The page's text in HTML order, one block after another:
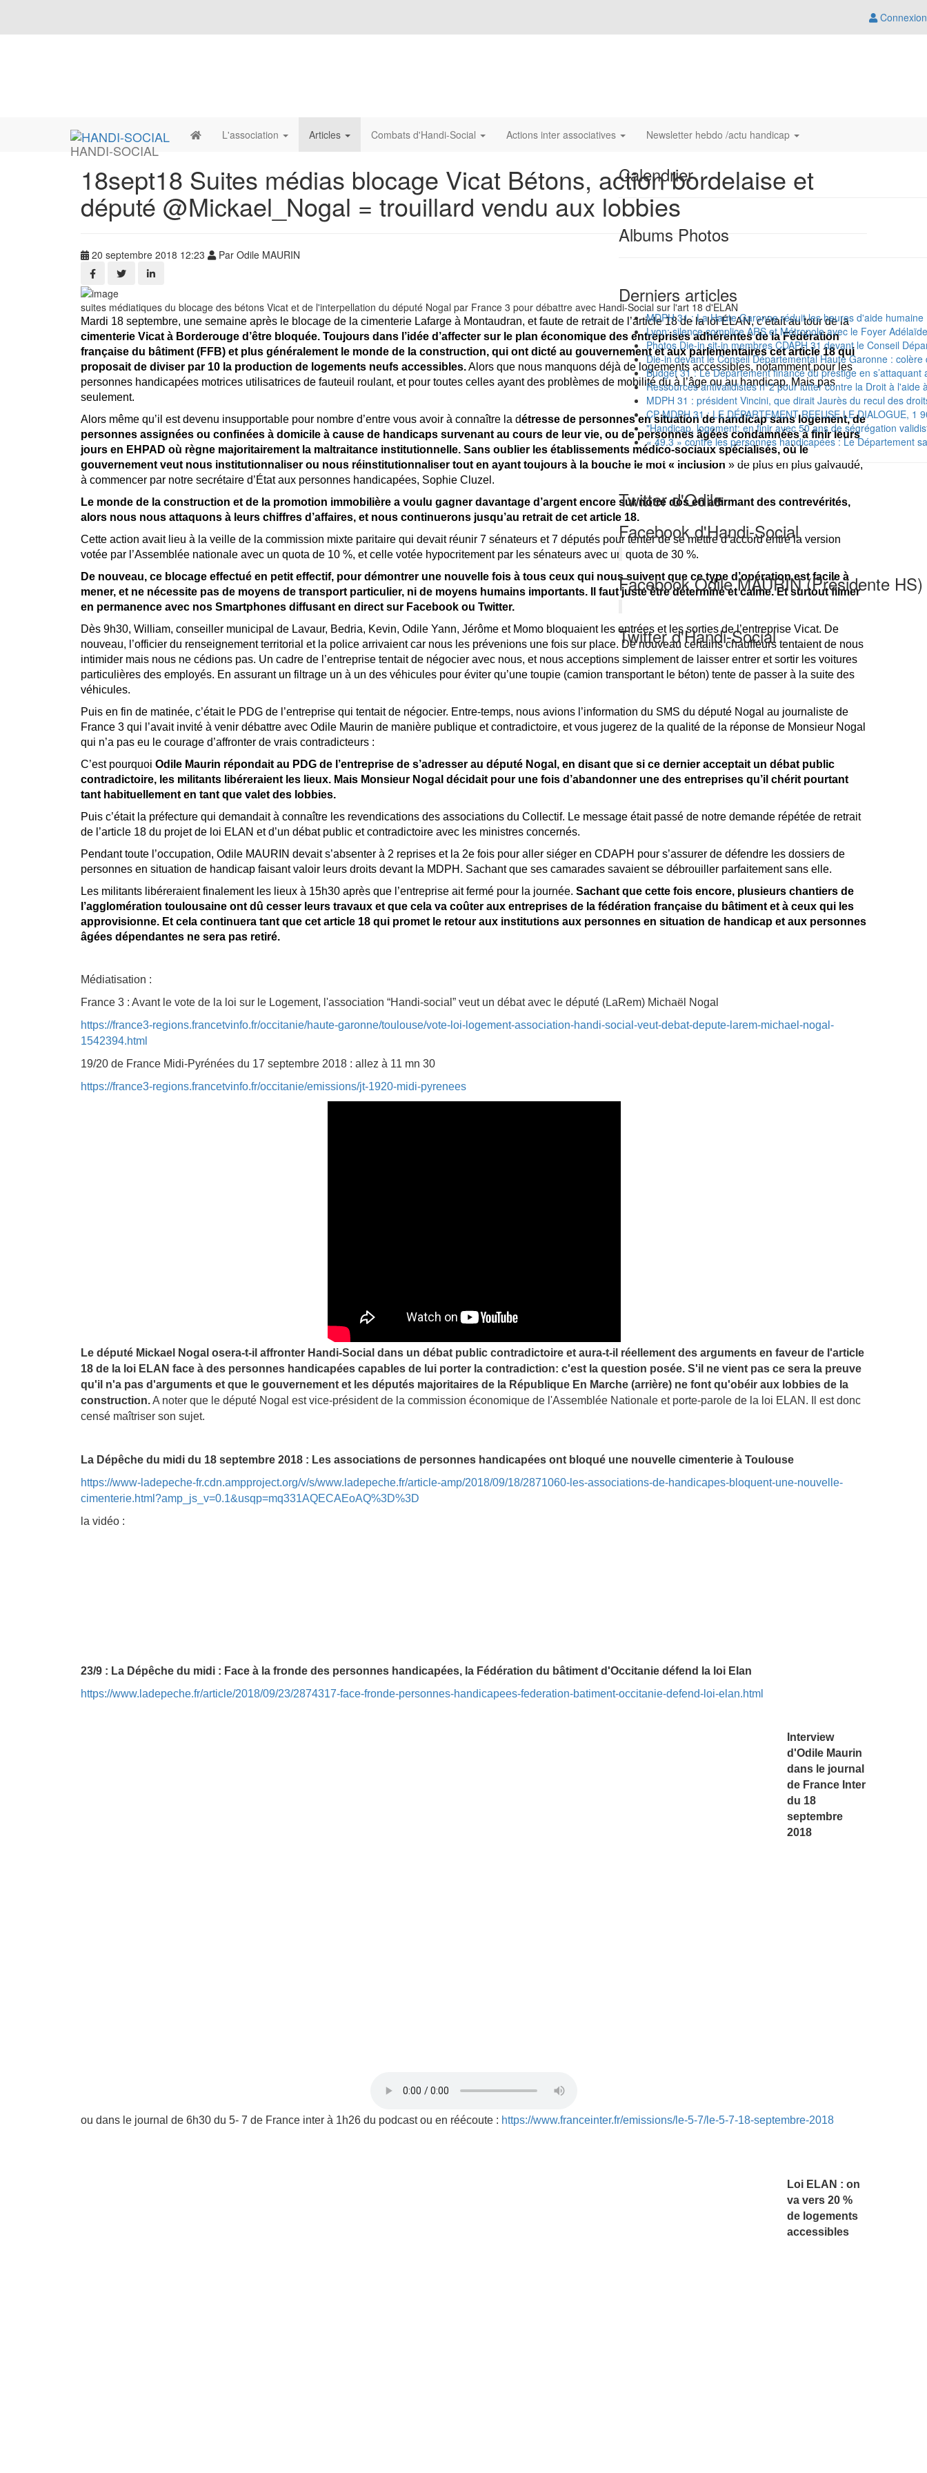
Connexion
HANDI-SOCIAL
L'association Articles Combats d'Handi-Social Actions inter associatives Newsletter hebdo /actu handicap
18sept18 Suites médias blocage Vicat Bétons, action bordelaise et
député @Mickael_Nogal = trouillard vendu aux lobbies
20 septembre 2018 12:23 Par Odile MAURIN
suites médiatiques du blocage des bétons Vicat et de l'interpellation du député Nogal par France 3 pour débattre avec Handi-Social sur l'art 18 d'ELAN
Mardi 18 septembre, une semaine après le blocage de la cimenterie Lafarge à Montaudran, et faute de retrait de l’article 18 de la loi ÉLAN, c’était au tour de la
cimenterie Vicat à Borderouge d’être bloquée. Toujours dans l’idée d’affecter sur le plan économique des entreprises adhérentes de la Fédération
française du bâtiment (FFB) et plus généralement le monde de la construction, qui ont dicté au gouvernement et aux parlementaires cet article 18 qui
proposait de diviser par 10 la production de logements neufs accessibles.Alors que nous manquons déjà de logements accessibles, notamment pour les
personnes handicapées motrices utilisatrices de fauteuil roulant, et pour toutes celles ayant des problèmes de mobilité du à l’âge ou au handicap. Mais pas
seulement.
Alors même qu’il est devenu insupportable pour nombre d’entre vous avoir à connaître la détresse de personnes en situation de handicap sans logement, de
personnes assignées ou confinées à domicile à cause de handicaps survenant au cours de leur vie, ou de personnes âgées condamnées à finir leurs
jours en EHPAD où règne majoritairement la maltraitance institutionnelle. Sans oublier les établissements médico-sociaux spécialisés, où le
gouvernement veut nous institutionnaliser ou nous réinstitutionnaliser tout en ayant toujours à la bouche le mot « inclusion » de plus en plus galvaudé,
à commencer par notre secrétaire d’État aux personnes handicapées, Sophie Cluzel.
Le monde de la construction et de la promotion immobilière a voulu gagner davantage d’argent encore sur notre dos en affirmant des contrevérités,
alors nous nous attaquons à leurs chiffres d’affaires, et nous continuerons jusqu’au retrait de cet article 18.
Cette action avait lieu à la veille de la commission mixte paritaire qui devait réunir 7 sénateurs et 7 députés pour tenter de se mettre d’accord entre la version
votée par l’Assemblée nationale avec un quota de 10 %, et celle votée hypocritement par les sénateurs avec un quota de 30 %.
De nouveau, ce blocage effectué en petit effectif, pour démontrer une nouvelle fois à tous ceux qui nous suivent que ce type d’opération est facile à
mener, et ne nécessite pas de moyens de transport particulier, ni de moyens humains importants. Il faut juste être déterminé et calme. Et surtout filmer
en permanence avec nos Smartphones diffusant en direct sur Facebook ou Twitter.
Dès 9h30, William, conseiller municipal de Lavaur, Bedria, Kevin, Odile Yann, Jérôme et Momo bloquaient les entrées et les sorties de l’entreprise Vicat. De
nouveau, l’officier du renseignement territorial et la police arrivaient car nous les prévenions une fois sur place. De nouveau certains chauffeurs tentaient de nous
intimider mais nous ne cédions pas. Un cadre de l’entreprise tentait de négocier avec nous, et nous acceptions simplement de laisser entrer et sortir les voitures
particulières des employés. En assurant un filtrage un à un des véhicules pour éviter qu’une toupie (camion transportant le béton) tente de passer à la suite des
véhicules.
Puis en fin de matinée, c’était le PDG de l’entreprise qui tentait de négocier. Entre-temps, nous avions l’information du SMS du député Nogal au journaliste de
France 3 qui l’avait invité à venir débattre avec Odile Maurin de manière publique et contradictoire, et vous jugerez de la qualité de la réponse de Monsieur Nogal
qui n’a pas eu le courage d’affronter de vrais contradicteurs :
C’est pourquoi Odile Maurin répondait au PDG de l’entreprise de s’adresser au député Nogal, en disant que si ce dernier acceptait un débat public
contradictoire, les militants libéreraient les lieux. Mais Monsieur Nogal décidait pour une fois d’abandonner une des entreprises qu’il chérit pourtant
tant habituellement en tant que valet des lobbies.
Puis c’était la préfecture qui demandait à connaître les revendications des associations du Collectif. Le message était passé de notre demande répétée de retrait
de l’article 18 du projet de loi ELAN et d’un débat public et contradictoire avec les ministres concernés.
Pendant toute l’occupation, Odile MAURIN devait s’absenter à 2 reprises et la 2e fois pour aller siéger en CDAPH pour s’assurer de défendre les dossiers de
personnes en situation de handicap faisant valoir leurs droits devant la MDPH. Sachant que ses camarades savaient se débrouiller parfaitement sans elle.
Les militants libéreraient finalement les lieux à 15h30 après que l’entreprise ait fermé pour la journée. Sachant que cette fois encore, plusieurs chantiers de
l’agglomération toulousaine ont dû cesser leurs travaux et que cela va coûter aux entreprises de la fédération française du bâtiment et à ceux qui les
approvisionne. Et cela continuera tant que cet article 18 qui promet le retour aux institutions aux personnes en situation de handicap et aux personnes
âgées dépendantes ne sera pas retiré.
Médiatisation :
France 3 : Avant le vote de la loi sur le Logement, l'association “Handi-social” veut un débat avec le député (LaRem) Michaël Nogal
https://france3-regions.francetvinfo.fr/occitanie/haute-garonne/toulouse/vote-loi-logement-association-handi-social-veut-debat-depute-larem-michael-nogal-
1542394.html
19/20 de France Midi-Pyrénées du 17 septembre 2018 : allez à 11 mn 30
https://france3-regions.francetvinfo.fr/occitanie/emissions/jt-1920-midi-pyrenees
Le député Mickael Nogal osera-t-il affronter Handi-Social dans un débat public contradictoire et aura-t-il réellement des arguments en faveur de l'article
18 de la loi ELAN face à des personnes handicapées capables de lui porter la contradiction: c'est la question posée. S'il ne vient pas ce sera la preuve
qu'il n'a pas d'arguments et que le gouvernement et les députés majoritaires de la République En Marche (arrière) ne font qu'obéir aux lobbies de la
construction.A noter que le député Nogal est vice-président de la commission économique de l'Assemblée Nationale et porte-parole de la loi ELAN. Il est donc
censé maîtriser son sujet.
La Dépêche du midi du 18 septembre 2018 : Les associations de personnes handicapées ont bloqué une nouvelle cimenterie à Toulouse
https://www-ladepeche-fr.cdn.ampproject.org/v/s/www.ladepeche.fr/article-amp/2018/09/18/2871060-les-associations-de-handicapes-bloquent-une-nouvelle-
cimenterie.html?amp_js_v=0.1&usqp=mq331AQECAEoAQ%3D%3D
la vidéo :
23/9 : La Dépêche du midi : Face à la fronde des personnes handicapées, la Fédération du bâtiment d'Occitanie défend la loi Elan
https://www.ladepeche.fr/article/2018/09/23/2874317-face-fronde-personnes-handicapees-federation-batiment-occitanie-defend-loi-elan.html
Interview
d'Odile Maurin
dans le journal
de France Inter
du 18
septembre
2018
ou dans le journal de 6h30 du 5- 7 de France inter à 1h26 du podcast ou en réécoute : https://www.franceinter.fr/emissions/le-5-7/le-5-7-18-septembre-2018
Loi ELAN : on
va vers 20 %
de logements
accessibles
Calendrier
Albums Photos
Derniers articles
MDPH 31 : La Haute Garonne réduit les heures d'aide
Lyon: silence complice ARS et Métropole avec le Foyer
Photos Die-in sit-in membres CDAPH 31 devant le Conseil
Die-in devant le Conseil Départemental Haute Garonne : colère
Budget 31 : Le Département finance du prestige en
Ressources antivalidistes n°2 pour lutter contre la Droit à l'aide
MDPH 31 : président Vincini, que dirait Jaurès du recul des
CP MDPH 31 : LE DÉPARTEMENT REFUSE LE DIALOGUE, 1
"Handicap, logement: en finir avec 50 ans de ségrégation
« 49.3 » contre les personnes handicapées : Le Département
Twitter d'Odile
Facebook d'Handi-Social
Facebook Odile MAURIN (Présidente HS)
Twitter d'Handi-Social